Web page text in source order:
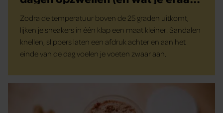
Zodra de temperatuur boven de 25 graden uitkomt,
lijken je sneakers in één klap een maat kleiner. Sandalen
knellen, slippers laten een afdruk achter en aan het
einde van de dag voelen je voeten zwaar aan.